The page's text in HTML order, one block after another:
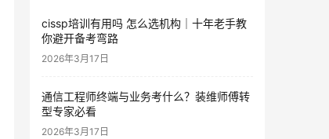
cissp培训有用吗 怎么选机构｜十年老手教
你避开备考弯路
2026年3月17日
通信工程师终端与业务考什么？装维师傅转
型专家必看
2026年3月17日